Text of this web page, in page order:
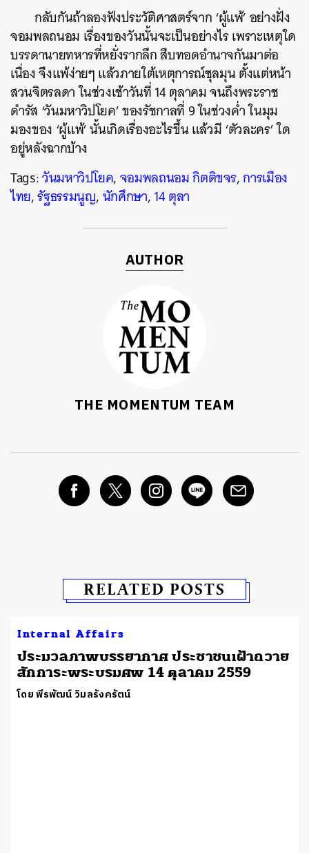
กลับกันถ้าลองฟังประวัติศาสตร์จาก ‘ผู้แพ้’ อย่างฝั่ง
จอมพลถนอม เรื่องของวันนั้นจะเป็นอย่างไร เพราะเหตุใด
บรรดานายทหารที่หยั่งรากลึก สืบทอดอำนาจกันมาต่อ
เนื่อง จึงแพ้ง่ายๆ แล้วภายใต้เหตุการณ์ชุลมุน ตั้งแต่หน้า
สวนจิตรลดา ในช่วงเช้าวันที่ 14 ตุลาคม จนถึงพระราช
ดำรัส ‘วันมหาวิปโยค’ ของรัชกาลที่ 9 ในช่วงค่ำ ในมุม
มองของ ‘ผู้แพ้’ นั้นเกิดเรื่องอะไรขึ้น แล้วมี ‘ตัวละคร’ ใด
อยู่หลังฉากบ้าง
Tags:วันมหาวิปโยค,จอมพลถนอม กิตติขจร,การเมือง
ไทย,รัฐธรรมนูญ,นักศึกษา,14 ตุลา
AUTHOR
THE MOMENTUM TEAM
RELATED POSTS
Internal Affairs
ประมวลภาพบรรยากาศ ประชาชนเฝ้าถวาย
สักการะพระบรมศพ 14 ตุลาคม 2559
โดย พีรพัฒน์ วิมลรังครัตน์